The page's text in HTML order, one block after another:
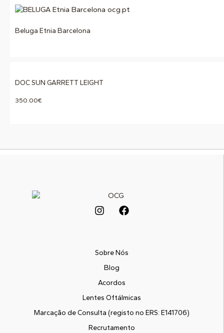
Beluga Etnia Barcelona
DOC SUN GARRETT LEIGHT
350.00€
Sobre Nós
Blog
Acordos
Lentes Oftálmicas
Marcação de Consulta (registo no ERS: E141706)
Recrutamento